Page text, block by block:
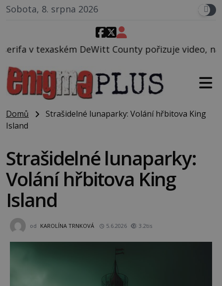
Sobota, 8. srpna 2026
County pořizuje video, na kterém před jeho
Domů
Strašidelné lunaparky: Volání hřbitova King
Island
Strašidelné lunaparky:
Volání hřbitova King
Island
od KAROLÍNA TRNKOVÁ 5.6.2026 3.2tis